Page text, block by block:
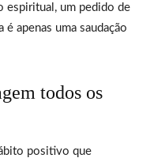
espiritual, um pedido de
apenas uma saudação
todos os
positivo que